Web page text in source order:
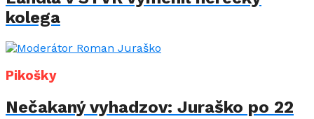
kolega
Pikošky
Nečakaný vyhadzov: Juraško po 22